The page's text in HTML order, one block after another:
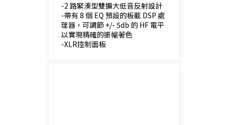
-2 路緊湊型雙擴大低音反射設計
-帶有 8 個 EQ 預設的板載 DSP 處
理器，可調節 +/- 5db 的 HF 電平
以實現精確的振幅著色
-XLR控制面板